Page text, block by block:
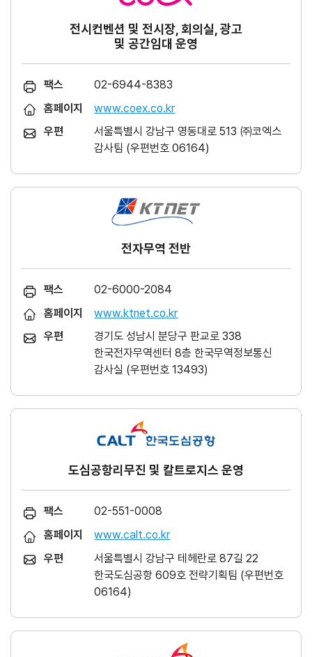
전시컨벤션 및 전시장, 회의실, 광고
및 공간임대 운영
팩스
02-6944-8383
홈페이지
www.coex.co.kr
우편
서울특별시 강남구 영동대로 513 ㈜코엑스
감사팀 (우편번호 06164)
전자무역 전반
팩스
02-6000-2084
홈페이지
www.ktnet.co.kr
우편
경기도 성남시 분당구 판교로 338
한국전자무역센터 8층 한국무역정보통신
감사실 (우편번호 13493)
도심공항리무진 및 칼트로지스 운영
팩스
02-551-0008
홈페이지
www.calt.co.kr
우편
서울특별시 강남구 테헤란로 87길 22
한국도심공항 609호 전략기획팀 (우편번호
06164)